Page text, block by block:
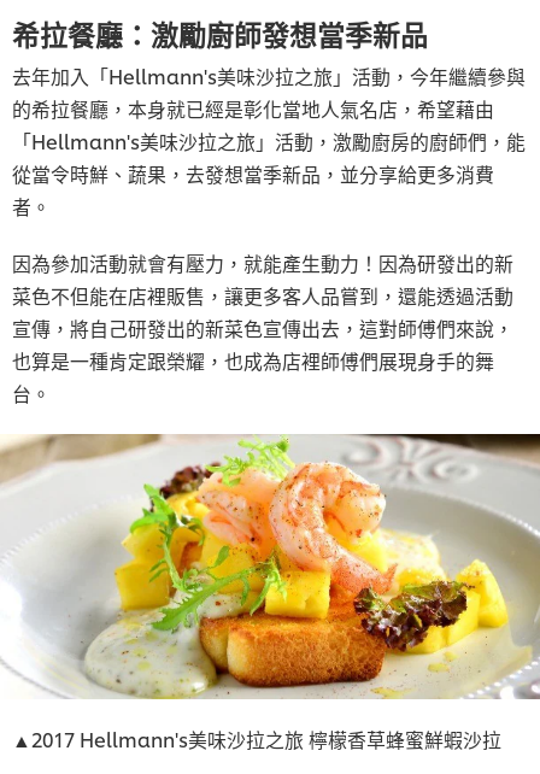
希拉餐廳：激勵廚師發想當季新品
去年加入「Hellmann's美味沙拉之旅」活動，今年繼續參與
的希拉餐廳，本身就已經是彰化當地人氣名店，希望藉由
「Hellmann's美味沙拉之旅」活動，激勵廚房的廚師們，能
從當令時鮮、蔬果，去發想當季新品，並分享給更多消費
者。
因為參加活動就會有壓力，就能產生動力！因為研發出的新
菜色不但能在店裡販售，讓更多客人品嘗到，還能透過活動
宣傳，將自己研發出的新菜色宣傳出去，這對師傅們來說，
也算是一種肯定跟榮耀，也成為店裡師傅們展現身手的舞
台。
▲2017 Hellmann's美味沙拉之旅 檸檬香草蜂蜜鮮蝦沙拉